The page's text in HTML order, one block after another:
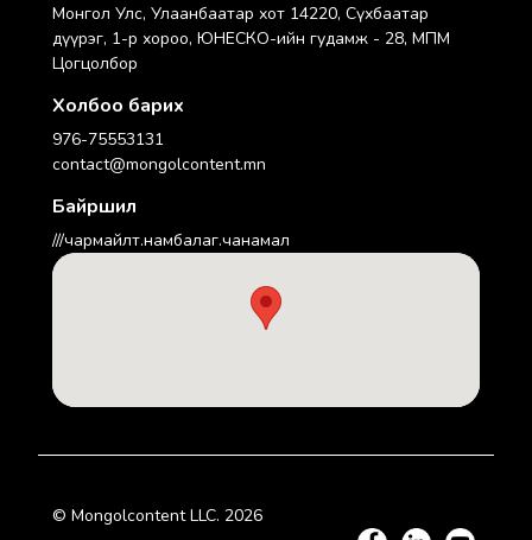
Монгол Улс, Улаанбаатар хот 14220, Сүхбаатар
дүүрэг, 1-р хороо, ЮНЕСКО-ийн гудамж - 28, МПМ
Цогцолбор
Холбоо барих
976-75553131
contact@mongolcontent.mn
Байршил
///чармайлт.намбалаг.чанамал
© Mongolcontent LLC. 2026